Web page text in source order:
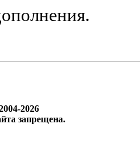
2026
запрещена.